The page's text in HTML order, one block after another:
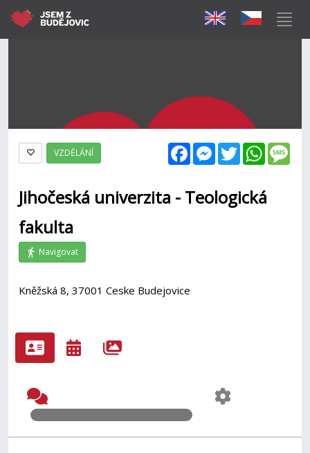
FacebookMessenger
Twitter
VZDĚLÁNÍ
Jihočeská univerzita - Teologická
fakulta
Navigovat
Kněžská 8, 37001 Ceske Budejovice